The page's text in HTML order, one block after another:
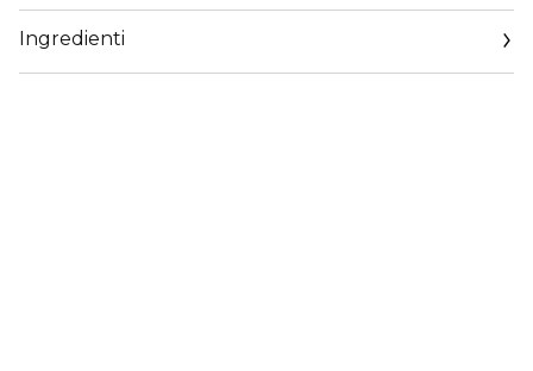
Declinato in una palette cromatica ispirata alle collezioni
della Maison, Dior Vernis è infuso di estratti di peonia e
Ingredienti